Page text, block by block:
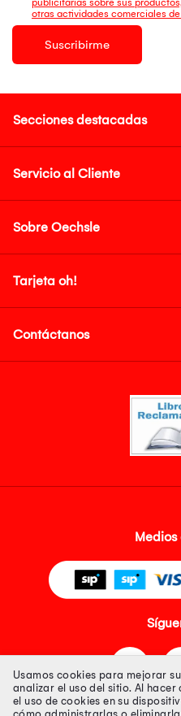
otras actividades comerciales
Suscribirme
Secciones destacadas
Servicio al Cliente
Sobre Oechsle
Tarjeta oh!
Contáctanos
Usamos cookies para mejorar
analizar el uso del sitio. Al hacer
el uso de cookies en su